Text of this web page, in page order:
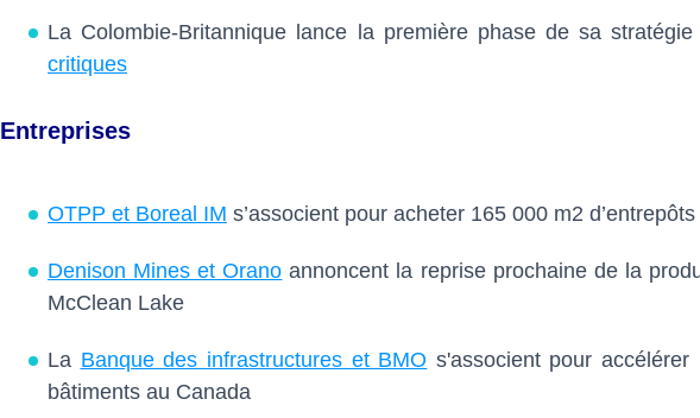
La Colombie-Britannique lance la première phase de sa
critiques
Entreprises
OTPP et Boreal IM s’associent pour acheter 165 000 m2
Denison Mines et Orano annoncent la reprise prochaine de la
McClean Lake
La Banque des infrastructures et BMO s'associent pour
bâtiments au Canada